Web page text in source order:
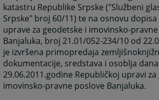
katastru Republike Srpske ("Službeni
Srpske" broj 60/11) te na osnovu dopisa
uprave za geodetske i imovinsko-
Banjaluka, broj 21.01/052-234/10 od
je izvršena primopredaja
dokumentacije, sredstava i osoblja dana
29.06.2011.godine Republičkoj upravi
imovinsko-pravne poslove Banjaluka.